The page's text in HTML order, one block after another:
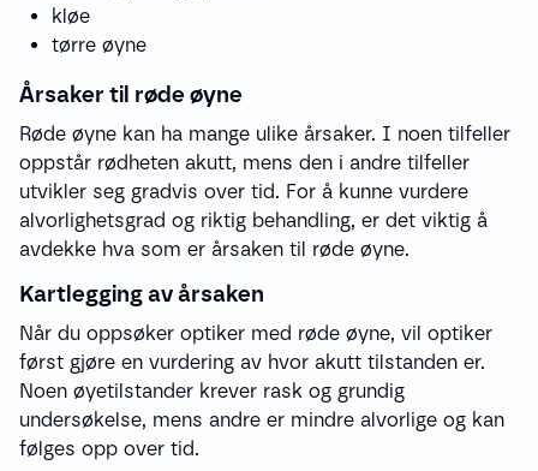
kløe
tørre øyne
Årsaker til røde øyne
Røde øyne kan ha mange ulike årsaker. I noen tilfeller
oppstår rødheten akutt, mens den i andre tilfeller
utvikler seg gradvis over tid. For å kunne vurdere
alvorlighetsgrad og riktig behandling, er det viktig å
avdekke hva som er årsaken til røde øyne.
Kartlegging av årsaken
Når du oppsøker optiker med røde øyne, vil optiker
først gjøre en vurdering av hvor akutt tilstanden er.
Noen øyetilstander krever rask og grundig
undersøkelse, mens andre er mindre alvorlige og kan
følges opp over tid.